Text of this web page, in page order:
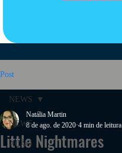
Post
NEWS
AÇÃO
NEWS
Little Nightmares
Natália Martin
8 de ago. de 2020 4 min de leitura